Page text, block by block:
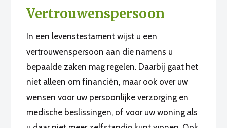
Vertrouwenspersoon
In een levenstestament wijst u een
vertrouwenspersoon aan die namens u
bepaalde zaken mag regelen. Daarbij gaat het
niet alleen om financiën, maar ook over uw
wensen voor uw persoonlijke verzorging en
medische beslissingen, of voor uw woning als